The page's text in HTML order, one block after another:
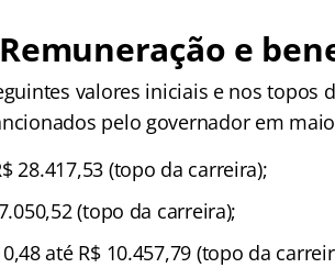
e
valores iniciais e nos topos
pelo governador em
28.417,53 (topo da carreira);
(topo da carreira);
até R$ 10.457,79 (topo da